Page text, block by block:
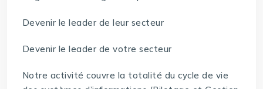
Devenir le leader de leur secteur
Devenir le leader de votre secteur
Notre activité couvre la totalité du cycle de vie